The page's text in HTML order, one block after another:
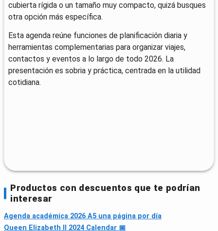
cubierta rígida o un tamaño muy compacto, quizá busques
otra opción más específica.
Esta agenda reúne funciones de planificación diaria y
herramientas complementarias para organizar viajes,
contactos y eventos a lo largo de todo 2026. La
presentación es sobria y práctica, centrada en la utilidad
cotidiana.
Productos con descuentos que te podrían
interesar
Agenda académica 2026 A5 una página por día
Queen Elizabeth II 2024 Calendar 📅